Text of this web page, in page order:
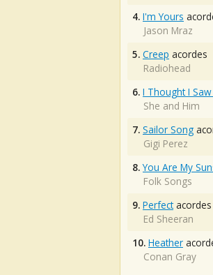
4. I'm Yours
Jason Mraz
5. Creep acordes
Radiohead
6. I Thought I
She and Him
7. Sailor Song
Gigi Perez
8. You Are My
Folk Songs
9. Perfectacordes
Ed Sheeran
10. Heather
Conan Gray